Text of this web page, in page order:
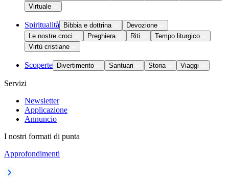
Virtuale
Spiritualità Bibbia e dottrina
Devozione
Le nostre croci
Preghiera Riti
Tempo liturgico
Virtù cristiane
Scoperte Divertimento Santuari Storia Viaggi
Servizi
Newsletter
Applicazione
Annuncio
I nostri formati di punta
Approfondimenti